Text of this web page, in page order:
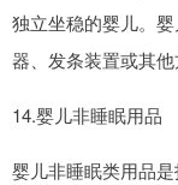
独立坐稳的婴儿。
器、发条装置或其他
14.婴儿非睡眠用品
婴儿非睡眠类用品